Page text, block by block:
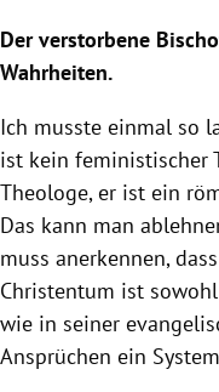
Der verstorbene
Wahrheiten.
Ich musste einmal so
ist kein feministischer
Theologe, er ist ein
Das kann man
muss anerkennen,
Christentum ist
wie in seiner
Ansprüchen ein